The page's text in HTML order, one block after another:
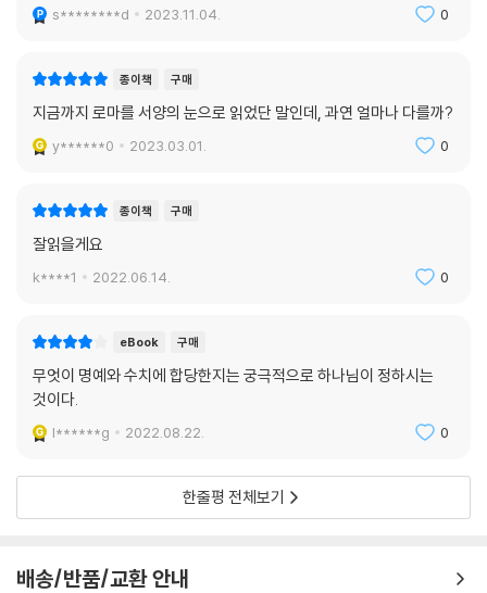
s********d 2023.11.04. 0
종이책 구매
지금까지 로마를 서양의 눈으로 읽었단 말인데, 과연 얼마나 다를까?
y******0 2023.03.01. 0
종이책 구매
잘읽을게요
k****1 2022.06.14. 0
eBook 구매
무엇이 명예와 수치에 합당한지는 궁극적으로 하나님이 정하시는
것이다.
l******g 2022.08.22. 0
한줄평 전체보기
배송/반품/교환 안내